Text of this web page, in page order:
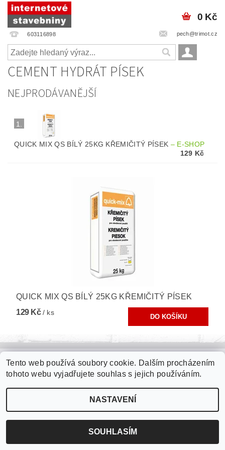
603116898 pech@trimot.cz
0 Kč
CEMENT HYDRÁT PÍSEK
NEJPRODÁVANĚJŠÍ
1.
QUICK MIX QS BÍLÝ 25KG KŘEMIČITÝ PÍSEK – E-SHOP
129 Kč
QUICK MIX QS BÍLÝ 25KG KŘEMIČITÝ PÍSEK
129 Kč/ ks
Zámková dlažba | Plastové palubky | Kari sítě | Jímky na vodu |
Fasádní polystyren | Roxory | Tepelné izolace
Vytvořil Shoptet
Tento web používá soubory cookie. Dalším procházením
tohoto webu vyjadřujete souhlas s jejich používáním.
NASTAVENÍ
SOUHLASÍM